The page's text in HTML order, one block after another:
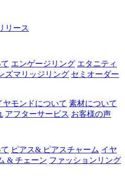
リース
エンゲージリング エタニティ
ズマリッジリング セミオーダー
ヤモンドについて 素材について
アフターサービス お客様の声
ピアス& ピアスチャーム イヤ
& チェーン ファッションリング